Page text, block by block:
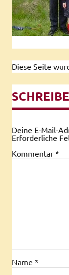
Diese Seite
Deine E-Mail-
Erforderliche
Kommentar *
Name *